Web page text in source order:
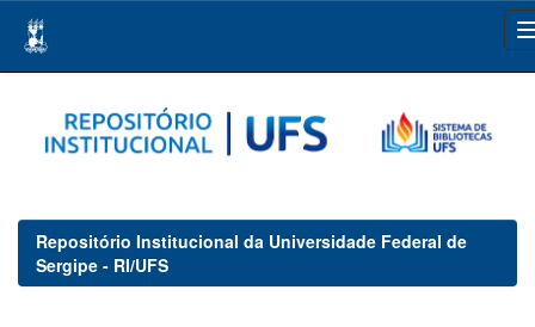
navigation
Repositório Institucional da Universidade Federal de
Sergipe - RI/UFS